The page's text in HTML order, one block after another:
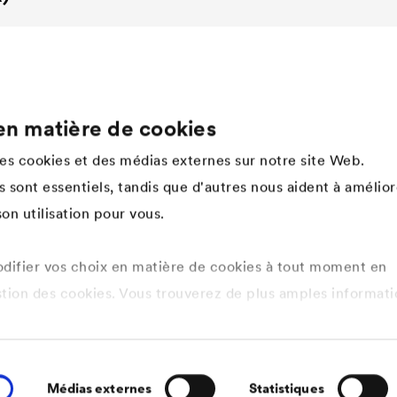
matière de cookies
cookies et des médias externes sur notre site Web.
sont essentiels, tandis que d'autres nous aident à
utilisation pour vous.
vos choix en matière de cookies à tout moment en
des cookies. Vous trouverez de plus amples
Médias externes Statistiques
Innovation
Valeurs